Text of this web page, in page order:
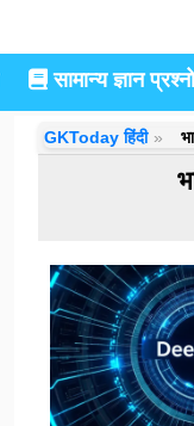
सामान्य ज्ञान
GKToday हिंदी